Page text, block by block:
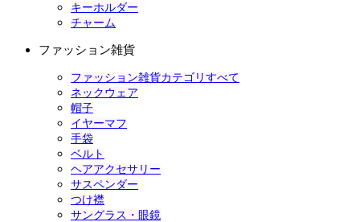
キーホルダー
チャーム
ファッション雑貨
ファッション雑貨カテゴリすべて
ネックウェア
帽子
イヤーマフ
手袋
ベルト
ヘアアクセサリー
サスペンダー
つけ襟
サングラス・眼鏡